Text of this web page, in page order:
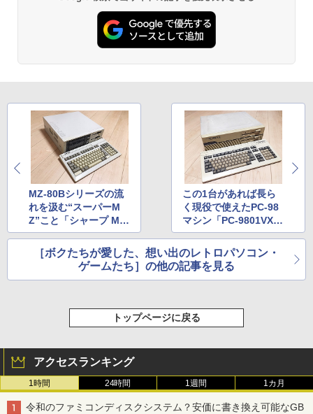
MZ-80Bシリーズの流
れを汲む“スーパーM
Z”こと「シャープ MZ-
2500」
この1台があれば長ら
く現役で使えたPC-98
マシン「PC-9801VX
2」
［ボクたちが愛した、想い出のレトロパソコン・
ゲームたち］の他の記事を見る
トップページに戻る
アクセスランキング
1時間 24時間 1週間 1カ月
令和のファミコンディスクシステム？安価に書き換え可能なGB